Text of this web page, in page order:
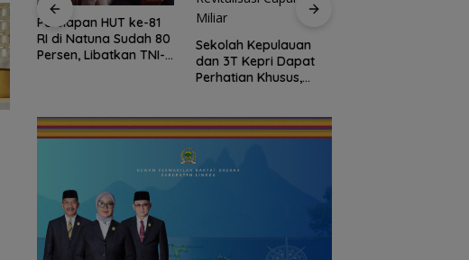
Persiapan HUT ke-81
RI di Natuna Sudah 80
Persen, Libatkan TNI-
Sekolah Kepulauan
dan 3T Kepri Dapat
Perhatian Khusus,